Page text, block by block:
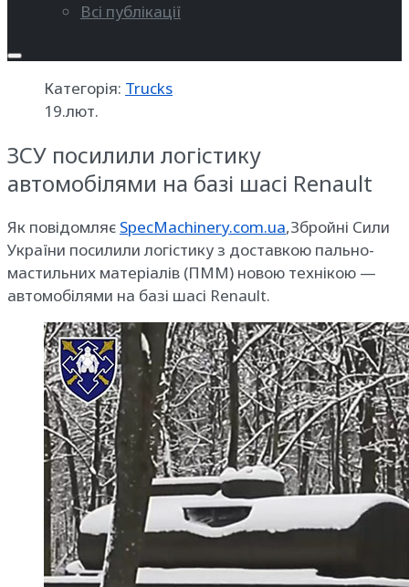
Всі публікації
Категорія: Trucks
19.лют.
ЗСУ посилили логістику
автомобілями на базі шасі Renault
Як повідомляє SpecMachinery.com.ua,Збройні Сили
України посилили логістику з доставкою пально-
мастильних матеріалів (ПММ) новою технікою —
автомобілями на базі шасі Renault.